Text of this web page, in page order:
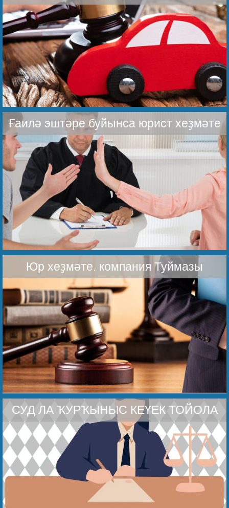
Ғаилә эштәре буйынса юрист хеҙмәте
Юр хеҙмәте. компания Туймазы
СУД ЛА ҠУРҠЫНЫС КЕҮЕК ТОЙОЛА